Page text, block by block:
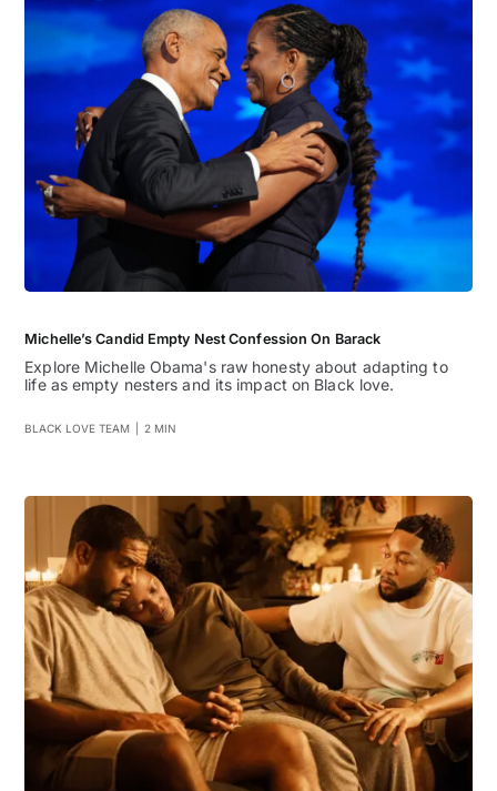
Michelle’s Candid Empty Nest Confession On Barack
Explore Michelle Obama's raw honesty about adapting to
life as empty nesters and its impact on Black love.
BLACK LOVE TEAM 2 MIN